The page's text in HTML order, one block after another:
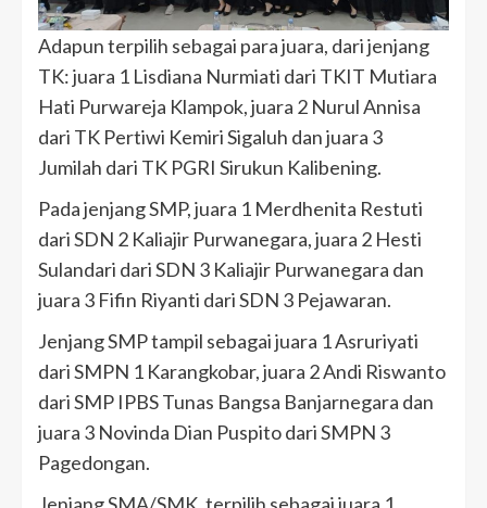
Adapun terpilih sebagai para juara, dari jenjang
TK: juara 1 Lisdiana Nurmiati dari TKIT Mutiara
Hati Purwareja Klampok, juara 2 Nurul Annisa
dari TK Pertiwi Kemiri Sigaluh dan juara 3
Jumilah dari TK PGRI Sirukun Kalibening.
Pada jenjang SMP, juara 1 Merdhenita Restuti
dari SDN 2 Kaliajir Purwanegara, juara 2 Hesti
Sulandari dari SDN 3 Kaliajir Purwanegara dan
juara 3 Fifin Riyanti dari SDN 3 Pejawaran.
Jenjang SMP tampil sebagai juara 1 Asruriyati
dari SMPN 1 Karangkobar, juara 2 Andi Riswanto
dari SMP IPBS Tunas Bangsa Banjarnegara dan
juara 3 Novinda Dian Puspito dari SMPN 3
Pagedongan.